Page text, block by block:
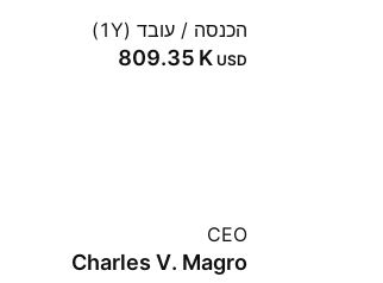
הכנסה / עובד (1Y)
‪809.35 K‬ USD
CEO
Charles V. Magro